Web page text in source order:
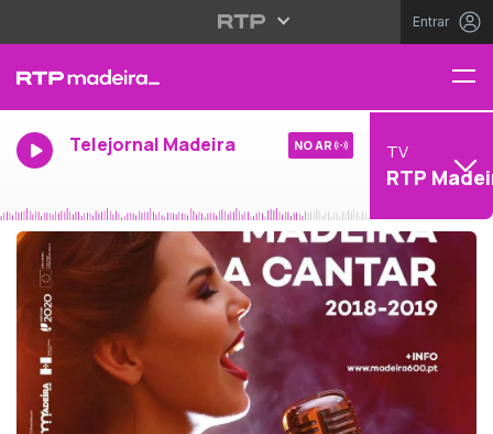
Entrar
Telejornal Madeira NO AR TV
RTP